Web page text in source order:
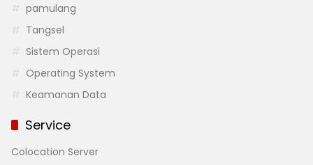
pamulang
Tangsel
Sistem Operasi
Operating System
Keamanan Data
Service
Colocation Server